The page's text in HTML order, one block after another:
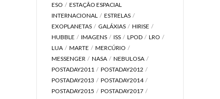
ESO
ESTAÇÃO ESPACIAL
INTERNACIONAL
ESTRELAS
EXOPLANETAS
GALÁXIAS
HIRISE
HUBBLE
IMAGENS ISS LPOD
LRO
LUA
MARTE
MERCÚRIO
MESSENGER
NASA
NEBULOSA
POSTADAY2011
POSTADAY2012
POSTADAY2013
POSTADAY2014
POSTADAY2015
POSTADAY2017